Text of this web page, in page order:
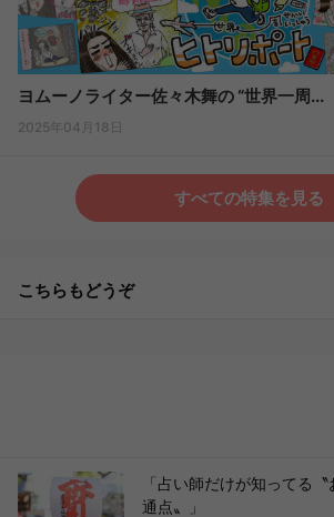
ヨムーノライター佐々木舞の “世界一周...
2025年04月18日
すべての特集を見る
こちらもどうぞ
「占い師だけが知ってる
通点〟」